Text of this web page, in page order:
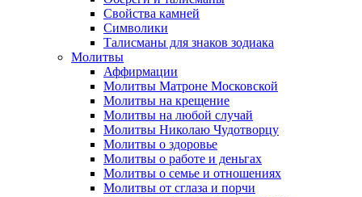
Свойства камней
Символики
Талисманы для знаков зодиака
Молитвы
Аффирмации
Молитвы Матроне Московской
Молитвы на крещение
Молитвы на любой случай
Молитвы Николаю Чудотворцу
Молитвы о здоровье
Молитвы о работе и деньгах
Молитвы о семье и отношениях
Молитвы от сглаза и порчи